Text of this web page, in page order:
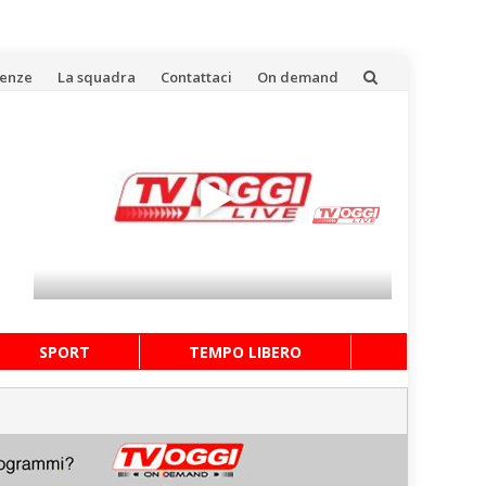
La squadra Contattaci On demand
SPORT TEMPO LIBERO